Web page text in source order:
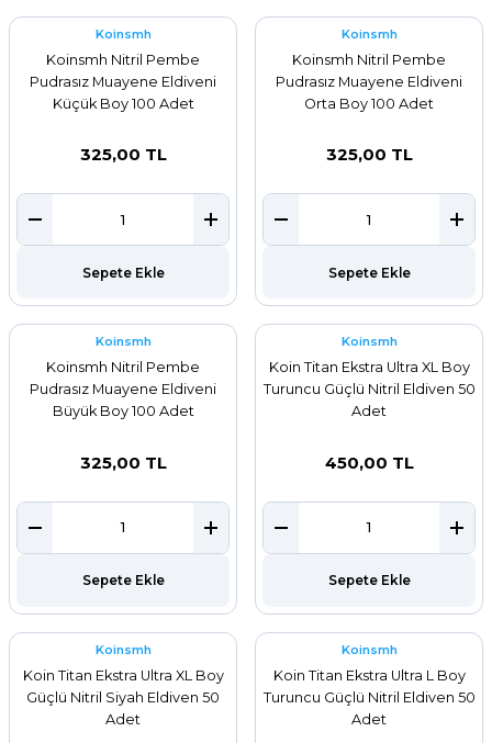
Koinsmh
Koinsmh Nitril Pembe
Pudrasız Muayene Eldiveni
Küçük Boy 100 Adet
325,00 TL
Sepete Ekle
Koinsmh
Koinsmh Nitril Pembe
Pudrasız Muayene Eldiveni
Orta Boy 100 Adet
325,00 TL
Sepete Ekle
Koinsmh
Koinsmh Nitril Pembe
Pudrasız Muayene Eldiveni
Büyük Boy 100 Adet
325,00 TL
Sepete Ekle
Koinsmh
Koin Titan Ekstra Ultra XL Boy
Turuncu Güçlü Nitril Eldiven 50
Adet
450,00 TL
Sepete Ekle
Koinsmh
Koin Titan Ekstra Ultra XL Boy
Güçlü Nitril Siyah Eldiven 50
Adet
Koinsmh
Koin Titan Ekstra Ultra L Boy
Turuncu Güçlü Nitril Eldiven 50
Adet